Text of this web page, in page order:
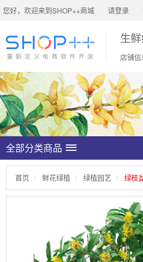
您好，欢迎来到SHOP++商城 请登录
生
店铺信
全部分类商品
首页 鲜花绿植 绿植园艺 绿枝